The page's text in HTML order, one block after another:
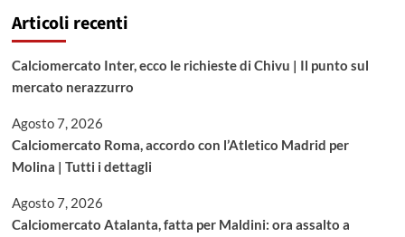
Articoli recenti
Calciomercato Inter, ecco le richieste di Chivu | Il punto sul
mercato nerazzurro
Agosto 7, 2026
Calciomercato Roma, accordo con l’Atletico Madrid per
Molina | Tutti i dettagli
Agosto 7, 2026
Calciomercato Atalanta, fatta per Maldini: ora assalto a